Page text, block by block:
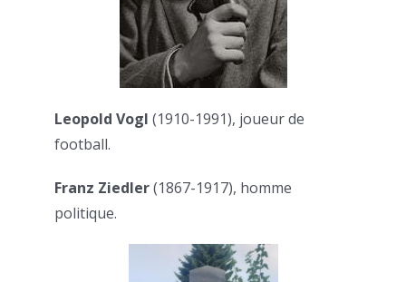
Leopold Vogl (1910-1991), joueur de
football.
Franz Ziedler(1867-1917), homme
politique.